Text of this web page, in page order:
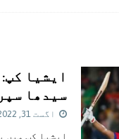
ایشیا
سیدھا
اگست 31, 2022
ایشیا کپ میں